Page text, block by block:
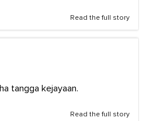
Read the full story
tangga kejayaan.
Read the full story